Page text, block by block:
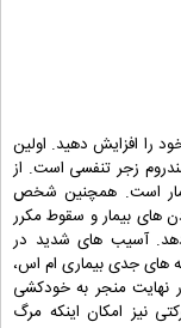
را افزایش دهید. اولین
زجر تنفسی است. از
است. همچنین شخص
های بیمار و سقوط مکرر
آسیب های شدید در
جدی بیماری ام اس،
نهایت منجر به خودکشی
نیز امکان اینکه مرگ